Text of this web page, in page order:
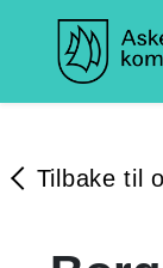
Tilbake til